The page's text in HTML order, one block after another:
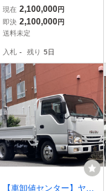
オク特価! デュトロ 3トン
4ナンバー 新明和製垂直
パワーゲート 積載2950kg
現在 2,100,000円
即決 2,100,000円
送料未定
入札 - 残り 5日
【車卸値センター】ヤフ